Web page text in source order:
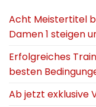
Acht Meistertitel
Damen 1 steigen
Erfolgreiches
besten
Ab jetzt exklusive